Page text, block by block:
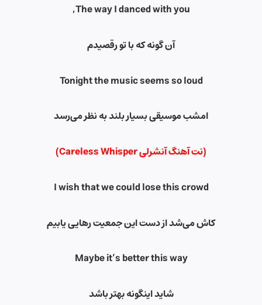
The way I danced with you,
آن گونه که با تو رقصیدم
Tonight the music seems so loud
امشب موسیقی بسیار بلند به نظر می‌رسد
(نت آهنگ آنشرلی Careless Whisper)
I wish that we could lose this crowd
کاش می‌شد از دست این جمعیت رهایی یابیم
Maybe it’s better this way
شاید اینگونه بهتر باشد